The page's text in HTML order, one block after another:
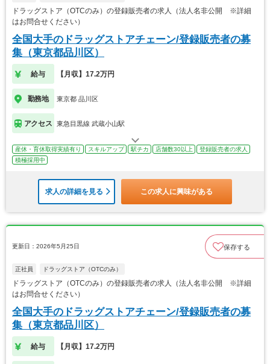
ドラッグストア（OTCのみ）の登録販売者の求人（法人名非公開 ※詳細
はお問合せください）
全国大手のドラッグストアチェーン/登録販売者の募
集（東京都品川区）
給与 【月収】17.2万円
勤務地 東京都 品川区
アクセス 東急目黒線 武蔵小山駅
産休・育休取得実績有り スキルアップ 駅チカ 店舗数30以上
登録販売者の求人
積極採用中
求人の詳細を見る この求人に興味がある
更新日：2026年5月25日 保存する
正社員 ドラッグストア（OTCのみ）
ドラッグストア（OTCのみ）の登録販売者の求人（法人名非公開 ※詳細
はお問合せください）
全国大手のドラッグストアチェーン/登録販売者の募
集（東京都品川区）
給与 【月収】17.2万円